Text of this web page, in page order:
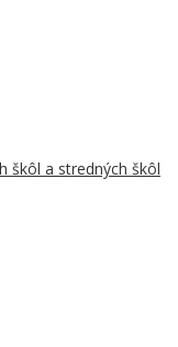
škôl a stredných škôl